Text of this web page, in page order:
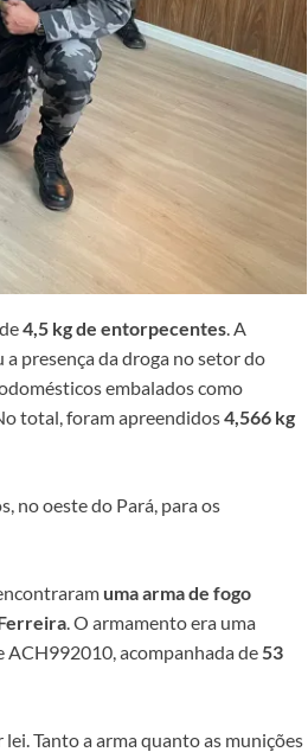
4,5 kg de entorpecentes . A
presença da droga no setor do
embalados como
total, foram apreendidos4,566 kg
no oeste do Pará, para os
uma arma de fogo
. O armamento era uma
ACH992010, acompanhada de 53
Tanto a arma quanto as munições